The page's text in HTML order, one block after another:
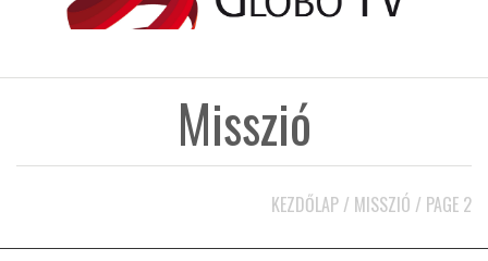
Misszió
KEZDŐLAP / MISSZIÓ / PAGE 2